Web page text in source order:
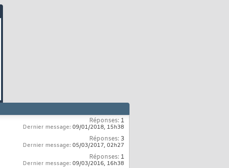
Réponses: 1
Dernier message: 09/01/2018, 15h38
Réponses: 3
Dernier message: 05/03/2017, 02h27
Réponses: 1
Dernier message: 09/03/2016, 16h38